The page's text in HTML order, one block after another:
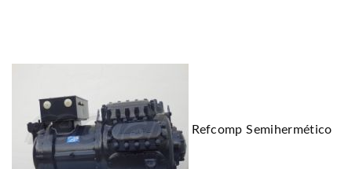
Refcomp Semihermético